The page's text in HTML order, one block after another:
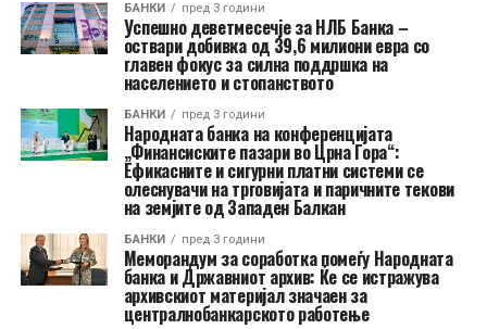
БАНКИ пред 3 години
Успешно деветмесечје за НЛБ Банка –
оствари добивка од 39,6 милиони евра со
главен фокус за силна поддршка на
населението и стопанството
БАНКИ пред 3 години
Народната банка на конференцијата
„Финансиските пазари во Црна Гора“:
Ефикасните и сигурни платни системи се
олеснувачи на трговијата и паричните текови
на земјите од Западен Балкан
БАНКИ пред 3 години
Меморандум за соработка помеѓу Народната
банка и Државниот архив: Ќе се истражува
архивскиот материјал значаен за
централнобанкарското работење